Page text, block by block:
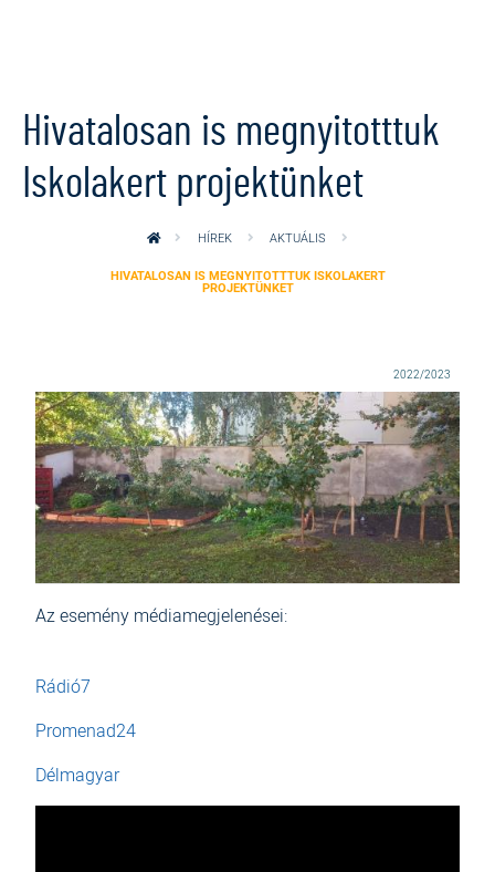
Hivatalosan is megnyitotttuk
Iskolakert projektünket
HÍREK AKTUÁLIS
HIVATALOSAN IS MEGNYITOTTTUK ISKOLAKERT
PROJEKTÜNKET
2022/2023
Az esemény médiamegjelenései:
Rádió7
Promenad24
Délmagyar